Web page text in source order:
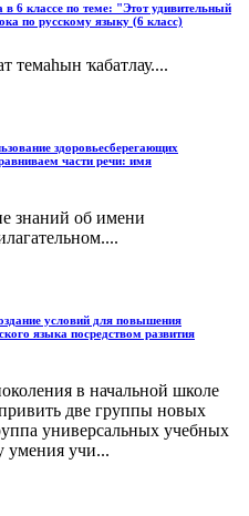
в 6 классе по теме: "Этот удивительный
по русскому языку (6 класс)
темаһын ҡабатлау....
здоровьесберегающих
части речи: имя
знаний об имени
условий для повышения
языка посредством развития
в начальной школе
две группы новых
универсальных учебных
умения учи...